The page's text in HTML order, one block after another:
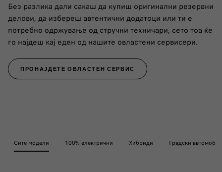
Без разлика дали сакаш да купиш оригинални резервни
делови, да избереш автентични додатоци или ти е
потребно одржување од стручни техничари, сето тоа ќе
го најдеш кај еден од нашите овластени сервисери.
ПРОНАЈДЕТЕ ОВЛАСТЕН СЕРВИС
Сите модели 100% електрични Хибриди Градски